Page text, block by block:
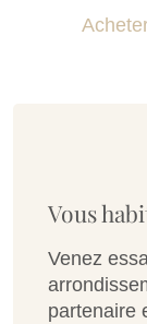
Vous
Venez
partenaire